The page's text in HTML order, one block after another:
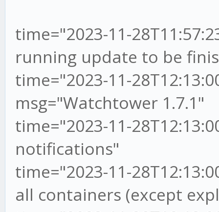
time="2023-11-
running update to be
time="2023-11-
msg="Watchtower 1.7.1"
time="2023-11-
notifications"
time="2023-11-
all containers (except